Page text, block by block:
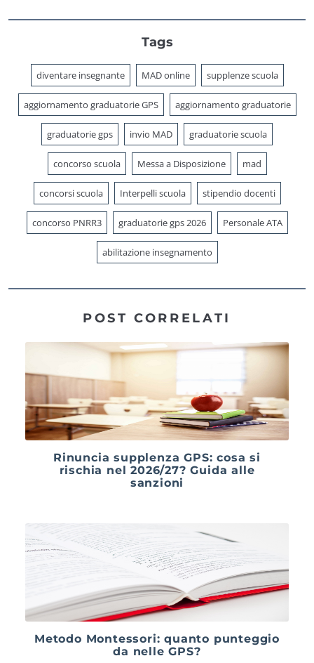
Tags
diventare insegnante MAD online supplenze scuola
aggiornamento graduatorie GPS aggiornamento graduatorie
graduatorie gps invio MAD graduatorie scuola
concorso scuola Messa a Disposizione mad
concorsi scuola Interpelli scuola stipendio docenti
concorso PNRR3 graduatorie gps 2026 Personale ATA
abilitazione insegnamento
POST CORRELATI
Rinuncia supplenza GPS: cosa si
rischia nel 2026/27? Guida alle
sanzioni
Metodo Montessori: quanto punteggio
da nelle GPS?